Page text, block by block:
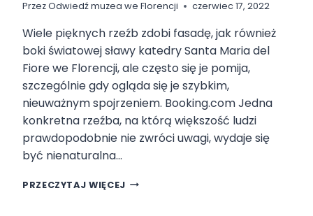
D
I
E
Ń
PrzezOdwiedź muzea we Florencji czerwiec 17, 2022
Wiele pięknych rzeźb zdobi fasadę, jak również
boki światowej sławy katedry Santa Maria del
Fiore we Florencji, ale często się je pomija,
szczególnie gdy ogląda się je szybkim,
nieuważnym spojrzeniem. Booking.com Jedna
konkretna rzeźba, na którą większość ludzi
prawdopodobnie nie zwróci uwagi, wydaje się
być nienaturalna…
PRZECZYTAJ WIĘCEJW